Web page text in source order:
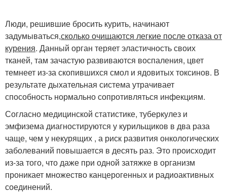
Люди, решившие бросить курить, начинают
задумываться,сколько очищаются легкие после отказа от
курения. Данный орган теряет эластичность своих
тканей, там зачастую развиваются воспаления, цвет
темнеет из-за скопившихся смол и ядовитых токсинов. В
результате дыхательная система утрачивает
способность нормально сопротивляться инфекциям.
Согласно медицинской статистике, туберкулез и
эмфизема диагностируются у курильщиков в два раза
чаще, чем у некурящих , а риск развития онкологических
заболеваний повышается в десять раз. Это происходит
из-за того, что даже при одной затяжке в организм
проникает множество канцерогенных и радиоактивных
соединений.